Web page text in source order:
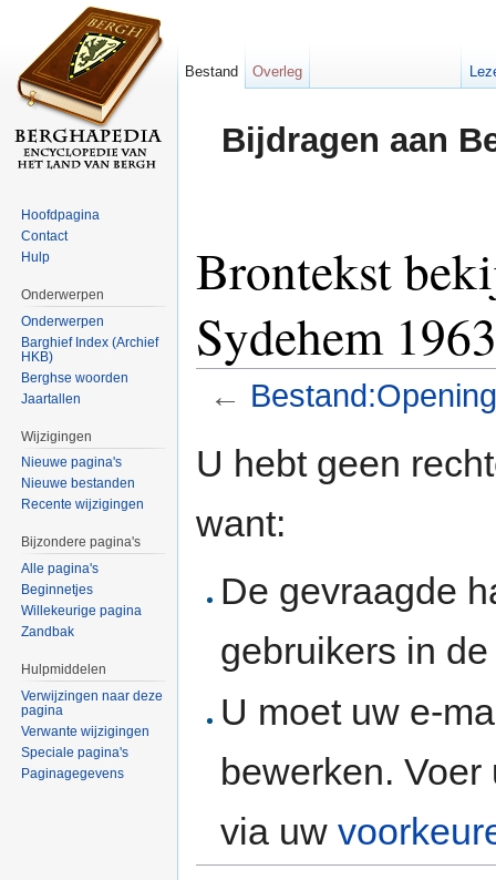
Bijdragen aan
Brontekst
Sydehem
←
U hebt geen
want:
De gevraagde
gebruikers in
U moet uw e-
bewerken.
via uw
Bestand Overleg
Hoofdpagina
Contact
Hulp
Onderwerpen
Onderwerpen
Barghief Index (Archief
HKB)
Berghse woorden
Jaartallen
Wijzigingen
Nieuwe pagina's
Nieuwe bestanden
Recente wijzigingen
Bijzondere pagina's
Alle pagina's
Beginnetjes
Willekeurige pagina
Zandbak
Hulpmiddelen
Verwijzingen naar deze
pagina
Verwante wijzigingen
Speciale pagina's
Paginagegevens